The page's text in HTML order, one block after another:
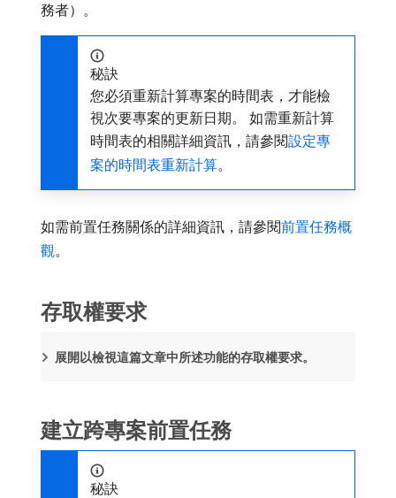
務者）。
秘訣
您必須重新計算專案的時間表，才能檢
視次要專案的更新日期。 如需重新計算
時間表的相關詳細資訊，請參閱設定專
案的時間表重新計算。
如需前置任務關係的詳細資訊，請參閱前置任務概
觀。
存取權要求
展開以檢視這篇文章中所述功能的存取權要求。
建立跨專案前置任務
秘訣